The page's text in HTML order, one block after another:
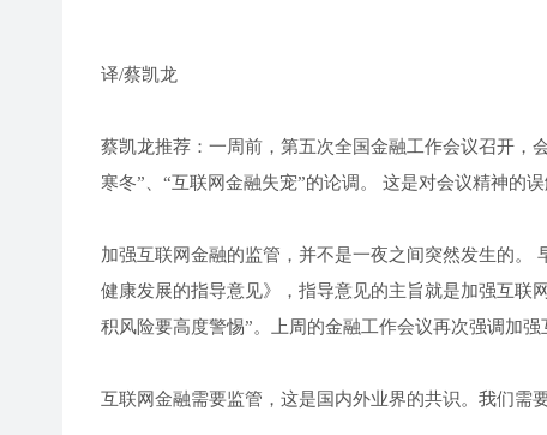
译/蔡凯龙
蔡凯龙推荐：一周前，第五次全国金融工作会议召开，
寒冬”、“互联网金融失宠”的论调。 这是对会议精神的
加强互联网金融的监管，并不是一夜之间突然发生的。
健康发展的指导意见》，指导意见的主旨就是加强互联
积风险要高度警惕”。上周的金融工作会议再次强调加
互联网金融需要监管，这是国内外业界的共识。我们需